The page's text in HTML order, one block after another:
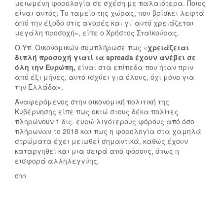
μειωμένη φορολογία σε σχέση με παλαιότερα. Ποιος
είναι αυτός; Το ταμείο της χώρας, που βρίσκει λεφτά
από την έξοδο στις αγορές και γι’ αυτό χρειάζεται
μεγάλη προσοχή», είπε ο Χρήστος Σταϊκούρας.
Ο Υπ. Οικονομικών συμπλήρωσε πως «χρειάζεται
διπλή προσοχή γιατί τα spreads έχουν ανέβει σε
όλη την Ευρώπη, είναι στα επίπεδα που ήταν πριν
από έξι μήνες, αυτό ισχύει για όλους, όχι μόνο για
την Ελλάδα».
Αναφερόμενος στην οικονομική πολιτική της
Κυβέρνησης είπε πως οκτώ στους δέκα πολίτες
πληρώνουν 1 δις. ευρώ λιγότερους φόρους από όσο
πλήρωναν το 2018 και πως η φορολογία στα χαμηλά
στρώματα έχει μειωθεί σημαντικά, καθώς έχουν
καταργηθεί και μια σειρά από φόρους, όπως η
εισφορά αλληλεγγύης.
cnn